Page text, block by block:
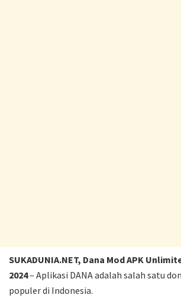
SUKADUNIA.NET, Dana Mod APK
2024– Aplikasi DANA adalah salah satu
populer di Indonesia.